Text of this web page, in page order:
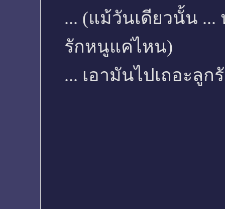
... (แม้วันเดียวนั้น
รักหนูแค่ไหน)
... เอามันไปเถอะลูก